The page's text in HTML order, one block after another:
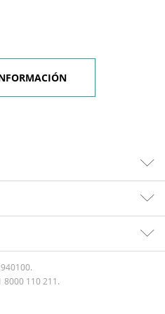
8000 110 211.